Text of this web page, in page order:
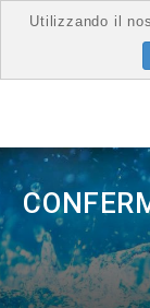
Utilizzando il